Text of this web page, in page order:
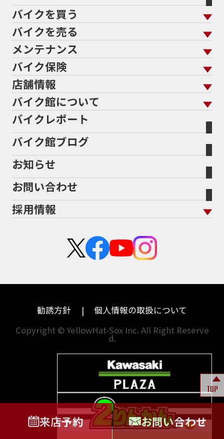
来店予約 お問い合わせ
バイクを買う
バイクを買う トップ
バイクを探す
メーカーから探す
色から探す
スタイルから探す
排気量から探す
地域から探す
走行距離から探す
中古車から探す
バイクを売る
バイクを売る トップ
バイク館買取の強み
バイクを高く売るコツ
バイク買取の流れ
全国展開の強み
よくあるご質問
バイク買取強化車両
オンライン査定フォーム
メーカー別買取相場・
ヤマハ
ホンダ
スズキ
ハーレーダビッドソン
ドゥカティ
トライアンフ
アプリリア
KTM
モトグッツイ
MVアグスタ
他海外ﾒｰｶｰ
メンテナンス
メンテナンス トップ
バイク点検
バイク車検
Bikeep
プロテクションフィルム
バイク保険
バイク保険 トップ
自賠責保険
任意保険
バイク保険無料見積り（現在未加入の方）
バイク保険無料見積り（他社でご加入の方）
盗難保険
店舗情報
店舗情報 トップ
北海道
宮城
福島
茨城
栃木
兵庫
福岡
長崎
熊本
バイク館について
バイク館について トップ
バイク館が選ばれる理由
会社概要
沿革
二輪公正取引協議会加盟店
バイクレポート
バイク館ブログ
お知らせ
お問い合わせ
採用情報
中途採用・アルバイト
TOP
勧誘方針
個人情報の取扱について
Copyright © YellowHat-Sox Inc. All Right Reserve
d.